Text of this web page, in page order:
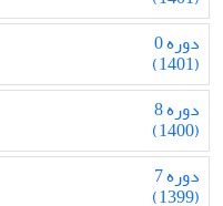
دوره 0
(1401)
دوره 8
(1400)
دوره 7
(1399)